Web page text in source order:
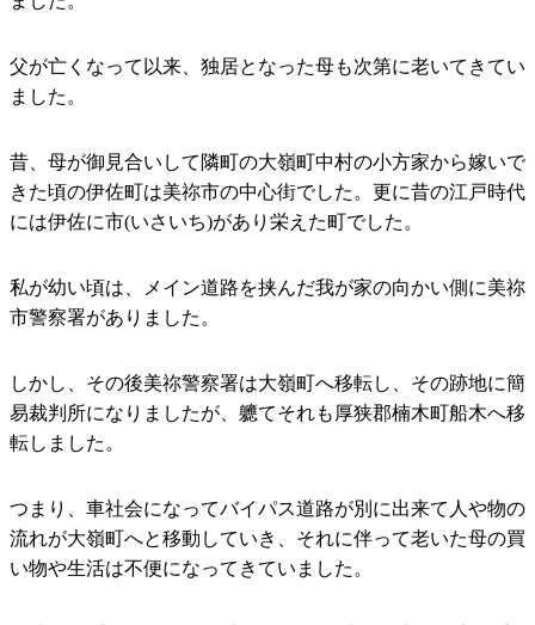
父が亡くなって以来、独居となった母も次第に老いてきてい
ました。
昔、母が御見合いして隣町の大嶺町中村の小方家から嫁いで
きた頃の伊佐町は美祢市の中心街でした。更に昔の江戸時代
には伊佐に市(いさいち)があり栄えた町でした。
私が幼い頃は、メイン道路を挟んだ我が家の向かい側に美祢
市警察署がありました。
しかし、その後美祢警察署は大嶺町へ移転し、その跡地に簡
易裁判所になりましたが、軈てそれも厚狭郡楠木町船木へ移
転しました。
つまり、車社会になってバイパス道路が別に出来て人や物の
流れが大嶺町へと移動していき、それに伴って老いた母の買
い物や生活は不便になってきていました。